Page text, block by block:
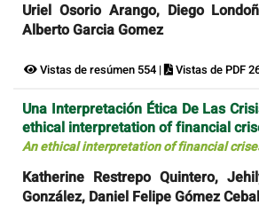
Uriel Osorio Arango, Diego
Alberto Garcia Gomez
Vistas de resúmen 554 | Vistas de PDF
Una Interpretación Ética De Las
ethical interpretation of financial
An ethical interpretation of financial
Katherine Restrepo Quintero,
González, Daniel Felipe Gómez